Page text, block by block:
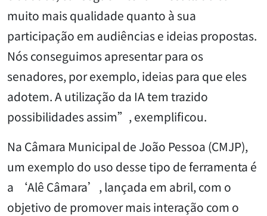
muito mais qualidade quanto à sua
participação em audiências e ideias propostas.
Nós conseguimos apresentar para os
senadores, por exemplo, ideias para que eles
adotem. A utilização da IA tem trazido
possibilidades assim”, exemplificou.
Na Câmara Municipal de João Pessoa (CMJP),
um exemplo do uso desse tipo de ferramenta é
a ‘Alê Câmara’, lançada em abril, com o
objetivo de promover mais interação com o